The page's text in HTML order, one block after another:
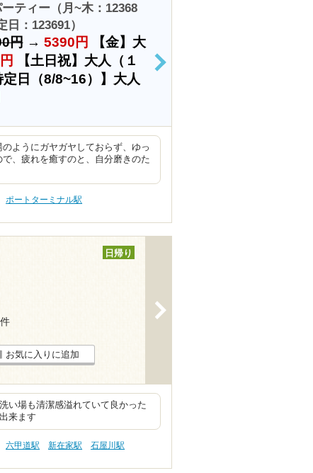
ティー（月~木：12368
：123691）
円→ 5390円
【金】大
【土日祝】大人（１
定日（8/8~16）】大人
>
ようにガヤガヤしておらず、ゆっ
、疲れを癒すのと、自分磨きのた
ポートターミナル駅
日帰り
お気に入りに追加
い場も清潔感溢れていて良かった
来ます
六甲道駅 新在家駅
石屋川駅